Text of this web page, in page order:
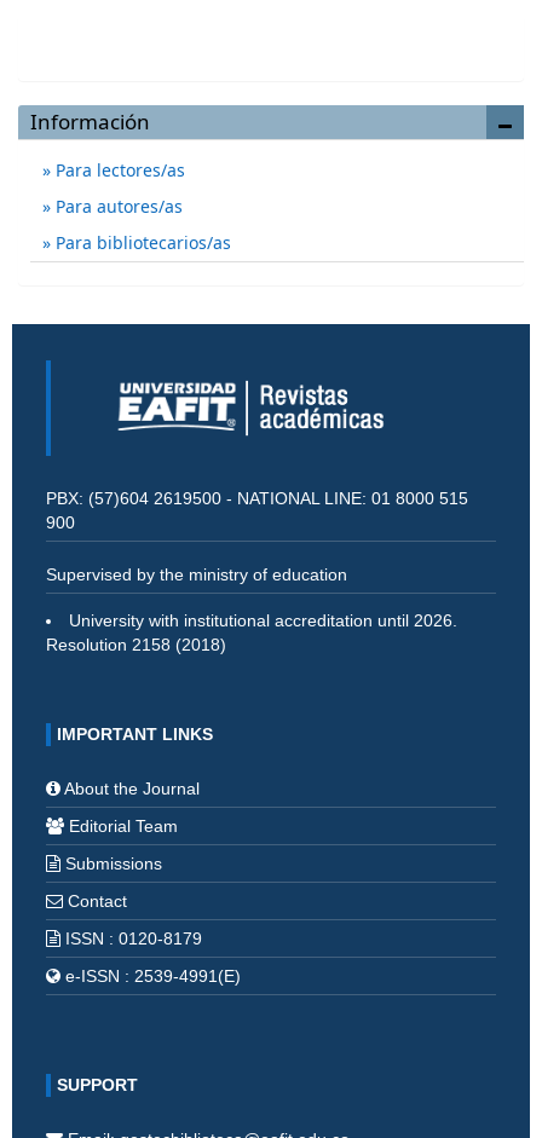
Información
Para lectores/as
Para autores/as
Para bibliotecarios/as
PBX: (57)604 2619500 - NATIONAL LINE: 01 8000 515
900
Supervised by the ministry of education
University with institutional accreditation until 2026.
Resolution 2158 (2018)
IMPORTANT LINKS
About the Journal
Editorial Team
Submissions
Contact
ISSN : 0120-8179
e-ISSN : 2539-4991(E)
SUPPORT